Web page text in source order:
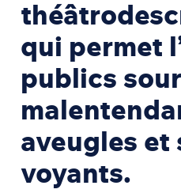
qui permet
publics
aveugles et
voyants.